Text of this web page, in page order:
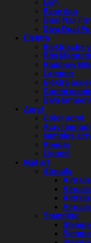
Lijm
Easy tips
Dual Nail
Diva Dual
Elektra
Elektrische
Bits
Rainbow
Lampen
Elektra
Combi
Diva
Acryl
Color acryl
Acryl
samples
Poeder
Liqued
Nail art
Airnails
Stamping